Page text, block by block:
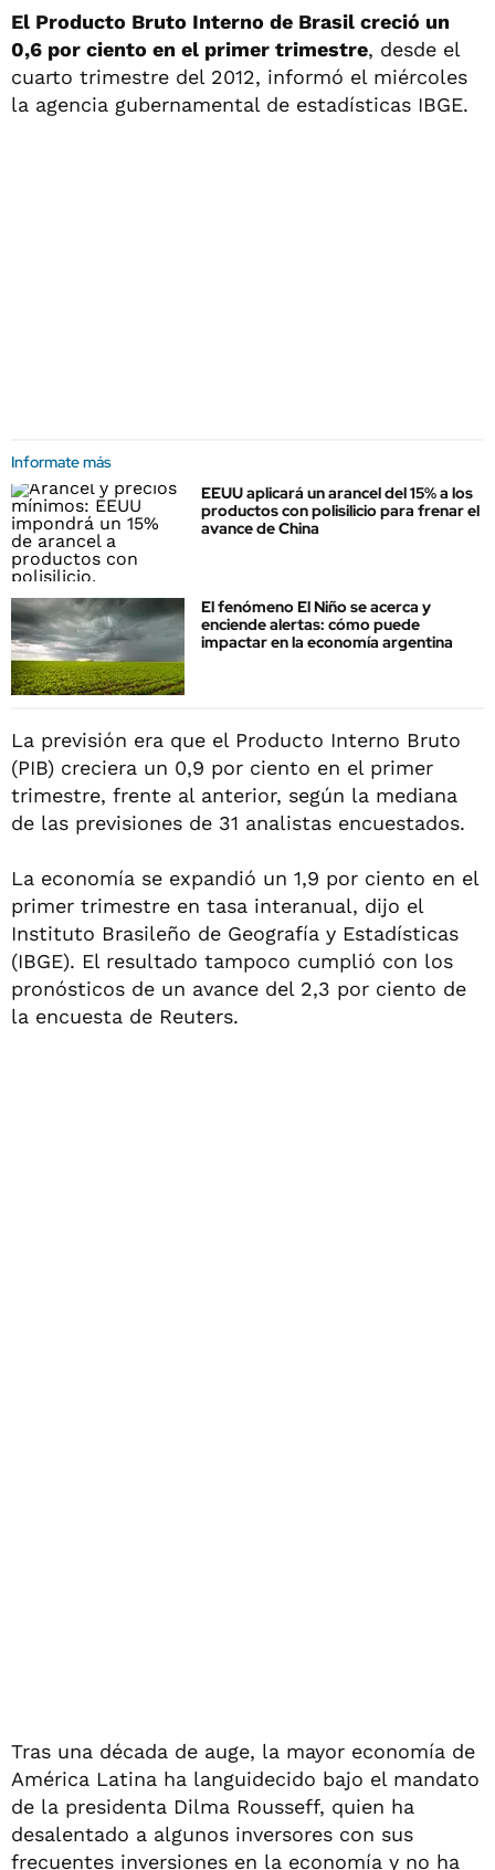
El Producto Bruto Interno de Brasil creció un
0,6 por ciento en el primer trimestre, desde el
cuarto trimestre del 2012, informó el miércoles
la agencia gubernamental de estadísticas IBGE.
Informate más
EEUU aplicará un arancel del 15% a los
productos con polisilicio para frenar el
avance de China
El fenómeno El Niño se acerca y
enciende alertas: cómo puede
impactar en la economía argentina
La previsión era que el Producto Interno Bruto
(PIB) creciera un 0,9 por ciento en el primer
trimestre, frente al anterior, según la mediana
de las previsiones de 31 analistas encuestados.
La economía se expandió un 1,9 por ciento en el
primer trimestre en tasa interanual, dijo el
Instituto Brasileño de Geografía y Estadísticas
(IBGE). El resultado tampoco cumplió con los
pronósticos de un avance del 2,3 por ciento de
la encuesta de Reuters.
Tras una década de auge, la mayor economía de
América Latina ha languidecido bajo el mandato
de la presidenta Dilma Rousseff, quien ha
desalentado a algunos inversores con sus
frecuentes inversiones en la economía y no ha